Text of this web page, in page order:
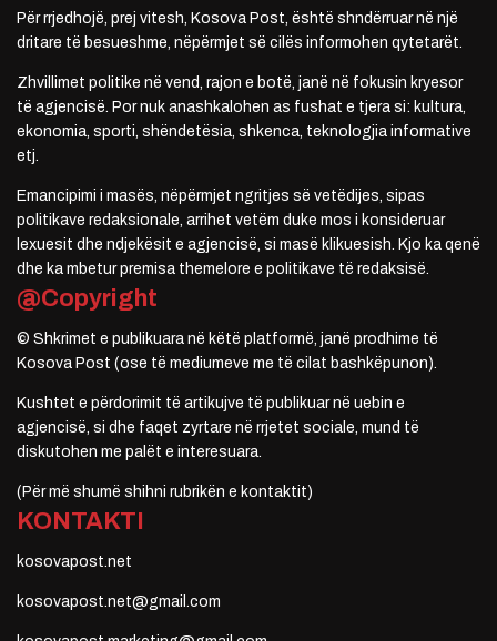
Për rrjedhojë, prej vitesh, Kosova Post, është shndërruar në një
dritare të besueshme, nëpërmjet së cilës informohen qytetarët.
Zhvillimet politike në vend, rajon e botë, janë në fokusin kryesor
të agjencisë. Por nuk anashkalohen as fushat e tjera si: kultura,
ekonomia, sporti, shëndetësia, shkenca, teknologjia informative
etj.
Emancipimi i masës, nëpërmjet ngritjes së vetëdijes, sipas
politikave redaksionale, arrihet vetëm duke mos i konsideruar
lexuesit dhe ndjekësit e agjencisë, si masë klikuesish. Kjo ka qenë
dhe ka mbetur premisa themelore e politikave të redaksisë.
@Copyright
© Shkrimet e publikuara në këtë platformë, janë prodhime të
Kosova Post (ose të mediumeve me të cilat bashkëpunon).
Kushtet e përdorimit të artikujve të publikuar në uebin e
agjencisë, si dhe faqet zyrtare në rrjetet sociale, mund të
diskutohen me palët e interesuara.
(Për më shumë shihni rubrikën e kontaktit)
KONTAKTI
kosovapost.net
kosovapost.net@gmail.com